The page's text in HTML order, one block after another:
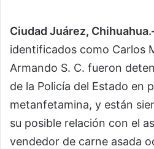
Ciudad Juárez,
identificados como Carlos
Armando S. C. fueron
de la Policía del Estado en
metanfetamina, y están
su posible relación con el
vendedor de carne asada